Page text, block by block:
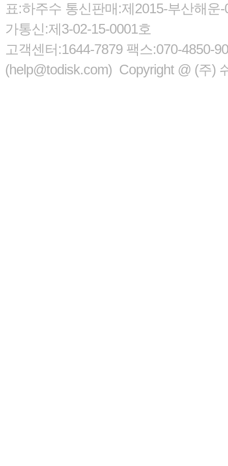
표:하주수 통신판매:제2015-부산해
가통신:제3-02-15-0001호
고객센터:1644-7879 팩스:070-4850-
(help@todisk.com) Copyright @ (주)